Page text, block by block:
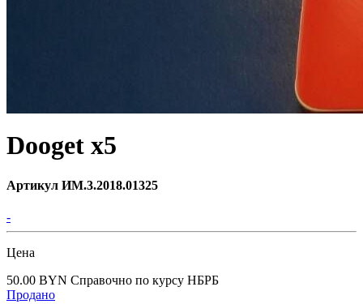
Dooget x5
Артикул ИМ.3.2018.01325
-
Цена
50.00 BYN Справочно по курсу НБРБ
Продано